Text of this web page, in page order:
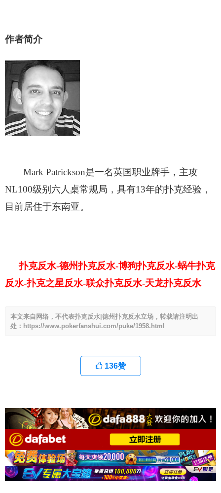
作者简介
Mark Patrickson是一名英国职业牌手，主攻
NL100级别六人桌常规局，具有13年的扑克经验，
目前居住于东南亚。
扑克反水-德州扑克反水-博狗扑克反水-蜗牛扑克
反水-扑克之星反水-联众扑克反水-天龙扑克反水
本文来自网络，不代表扑克反水|德州扑克反水立场，转载请注明出
处：https://www.pokerfanshui.com/puke/1958.html
136赞